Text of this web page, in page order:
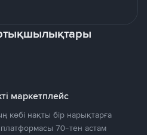
маркетплейс
көбі нақты бір нарықтарға
70-тен астам